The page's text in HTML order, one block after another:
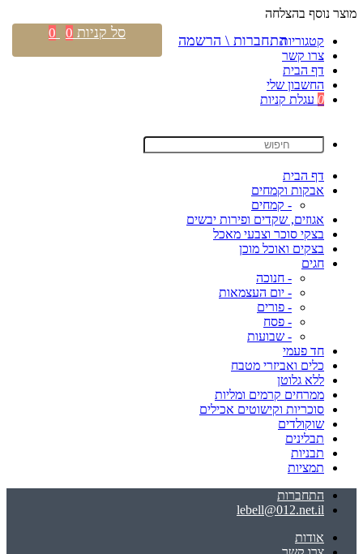
מוצר נוסף בהצלחה
קטגוריות
צרו קשר
דף הבית
החשבון שלי
0 עגלת קניות
דף הבית
אבקות וקמחים
- קמחים
אגוזים, שקדים ופירות יבשים
בצקי סוכר וצבעי מאכל
בצקים ואוכל מוכן
חגים
- חנוכה
- יום העצמאות
- פורים
- פסח
- שבועות
חד פעמי
כלים ואביזרי מטבח
ללא גלוטן
ממרחים קרמים ומליות
סוכריות וקישוטים אכילים
שוקולדים
תבלינים
תבניות
תמציות
התחברות
lebell@012.net.il
אודות
התחברות \ הרשמה סל קניות 0
0